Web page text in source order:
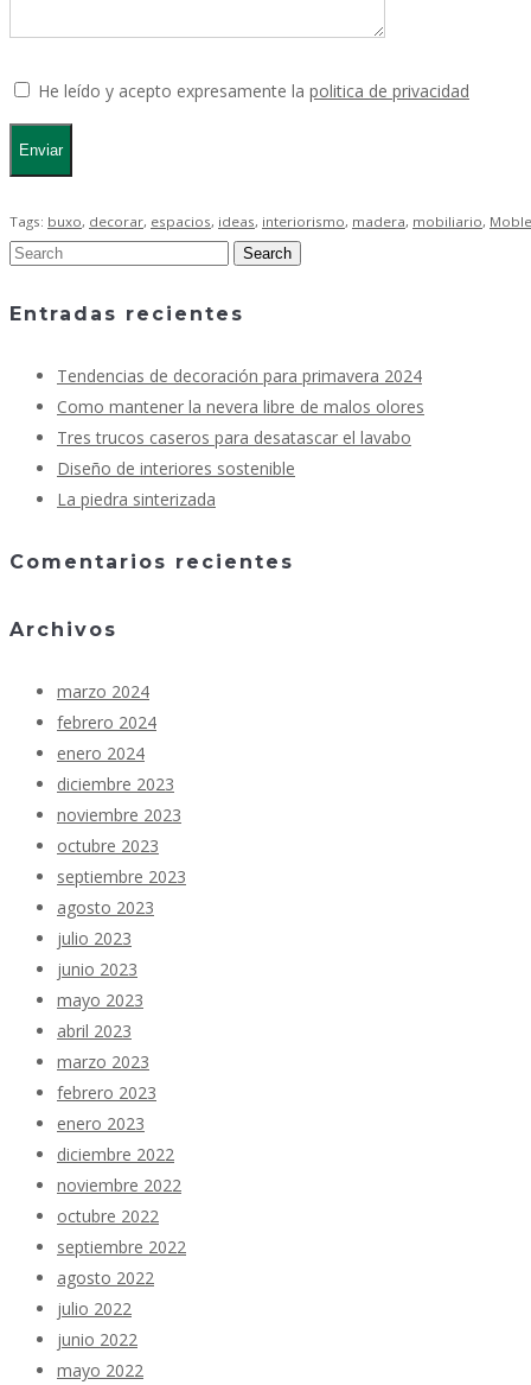
He leído y acepto expresamente la politica de privacidad
Tags: buxo, decorar, espacios, ideas, interiorismo, madera, mobiliario,
Entradas recientes
Tendencias de decoración para primavera 2024
Como mantener la nevera libre de malos olores
Tres trucos caseros para desatascar el lavabo
Diseño de interiores sostenible
La piedra sinterizada
Comentarios recientes
Archivos
marzo 2024
febrero 2024
enero 2024
diciembre 2023
noviembre 2023
octubre 2023
septiembre 2023
agosto 2023
julio 2023
junio 2023
mayo 2023
abril 2023
marzo 2023
febrero 2023
enero 2023
diciembre 2022
noviembre 2022
octubre 2022
septiembre 2022
agosto 2022
julio 2022
junio 2022
mayo 2022